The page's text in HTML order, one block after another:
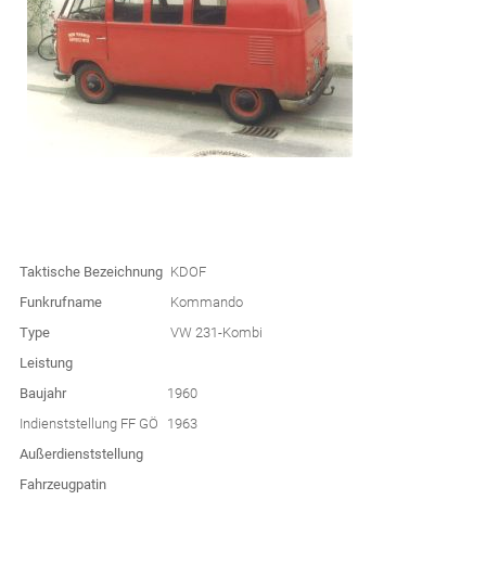
Taktische Bezeichnung KDOF
Funkrufname
Kommando
Type
VW 231-Kombi
Leistung
Baujahr
1960
Indienststellung FF GÖ
1963
Außerdienststellung
Fahrzeugpatin